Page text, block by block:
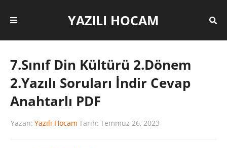
YAZILI HOCAM
7.Sınıf Din Kültürü 2.Dönem
2.Yazılı Soruları İndir Cevap
Anahtarlı PDF
Yazan: Yazılı Hocam Tarih: Temmuz 26, 2023